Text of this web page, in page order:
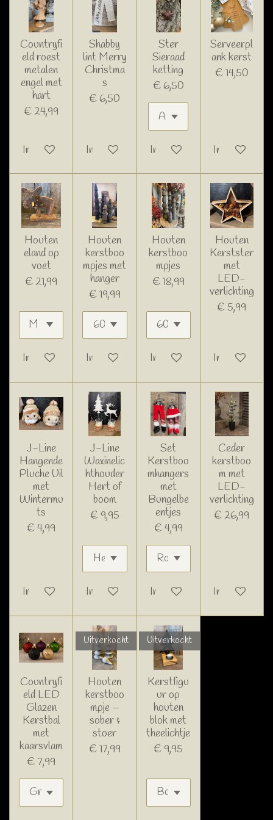
Countryfi
eld roest
metalen
engel met
hart
€ 24,99
In winkelwagen
Shabby
lint Merry
Christma
s
€ 6,50
In winkelwagen
Ster
Sieraad
ketting
€ 6,50
In winkelwagen
Serveerpl
ank kerst
€ 14,50
In
Houten
eland op
voet
€ 21,99
In winkelwagen
Houten
kerstboo
mpjes met
hanger
€ 19,99
In winkelwagen
Houten
kerstboo
mpjes
€ 18,99
In winkelwagen
Houten
Kerstster
met
LED-
verlichting
€ 5,99
In
J-Line
Hangende
Pluche Uil
met
Wintermu
ts
€ 4,99
In winkelwagen
J-Line
Waxinelic
hthouder
Hert of
boom
€ 9,95
In winkelwagen
Set
Kerstboo
mhangers
met
Bungelbe
entjes
€ 4,99
In winkelwagen
Ceder
kerstboo
m met
LED-
verlichting
€ 26,99
In
Countryfi
eld LED
Glazen
Kerstbal
met
kaarsvlam
€ 7,99
Uitverkocht
Houten
kerstboo
mpje –
sober &
stoer
€ 17,99
Uitverkocht
Kerstfigu
ur op
houten
blok met
theelichtje
€ 9,95